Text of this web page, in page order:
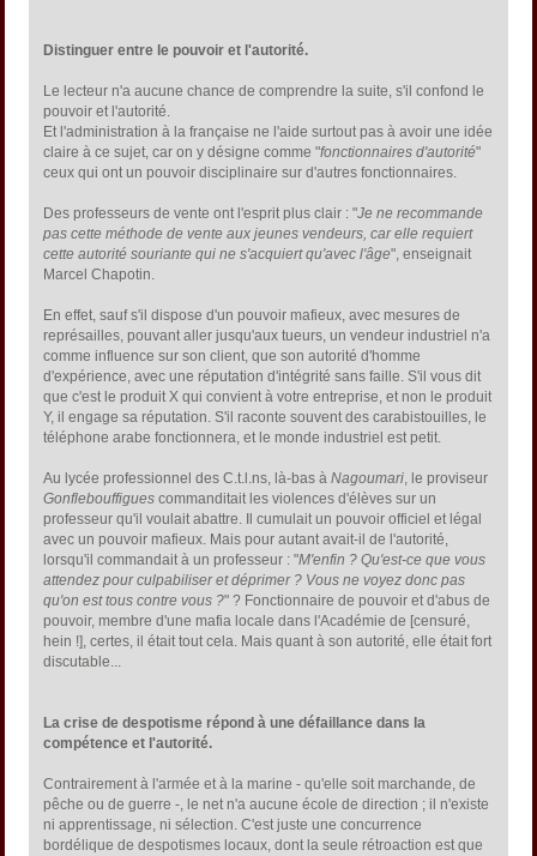
Distinguer entre le pouvoir et l'autorité.
Le lecteur n'a aucune chance de comprendre la suite, s'il confond le
pouvoir et l'autorité.
Et l'administration à la française ne l'aide surtout pas à avoir une idée
claire à ce sujet, car on y désigne comme "fonctionnaires d'autorité"
ceux qui ont un pouvoir disciplinaire sur d'autres fonctionnaires.
Des professeurs de vente ont l'esprit plus clair : "Je ne recommande
pas cette méthode de vente aux jeunes vendeurs, car elle requiert
cette autorité souriante qui ne s'acquiert qu'avec l'âge", enseignait
Marcel Chapotin.
En effet, sauf s'il dispose d'un pouvoir mafieux, avec mesures de
représailles, pouvant aller jusqu'aux tueurs, un vendeur industriel n'a
comme influence sur son client, que son autorité d'homme
d'expérience, avec une réputation d'intégrité sans faille. S'il vous dit
que c'est le produit X qui convient à votre entreprise, et non le produit
Y, il engage sa réputation. S'il raconte souvent des carabistouilles, le
téléphone arabe fonctionnera, et le monde industriel est petit.
Au lycée professionnel des C.t.l.ns, là-bas àNagoumari, le proviseur
Gonflebouffigues commanditait les violences d'élèves sur un
professeur qu'il voulait abattre. Il cumulait un pouvoir officiel et légal
avec un pouvoir mafieux. Mais pour autant avait-il de l'autorité,
lorsqu'il commandait à un professeur : "M'enfin ? Qu'est-ce que vous
attendez pour culpabiliser et déprimer ? Vous ne voyez donc pas
qu'on est tous contre vous ?" ? Fonctionnaire de pouvoir et d'abus de
pouvoir, membre d'une mafia locale dans l'Académie de [censuré,
hein !], certes, il était tout cela. Mais quant à son autorité, elle était fort
discutable...
La crise de despotisme répond à une défaillance dans la
compétence et l'autorité.
Contrairement à l'armée et à la marine - qu'elle soit marchande, de
pêche ou de guerre -, le net n'a aucune école de direction ; il n'existe
ni apprentissage, ni sélection. C'est juste une concurrence
bordélique de despotismes locaux, dont la seule rétroaction est que